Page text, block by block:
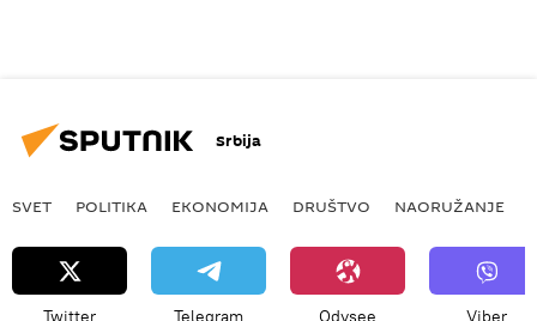
Srbija
SVET POLITIKA EKONOMIJA DRUŠTVO NAORUŽANJE
Twitter Telegram Odysee Viber